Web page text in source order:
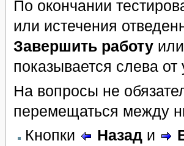
По окончании
или истечения
Завершить работуили
показывается слева от
На вопросы не
перемещаться между
Кнопки
Назади